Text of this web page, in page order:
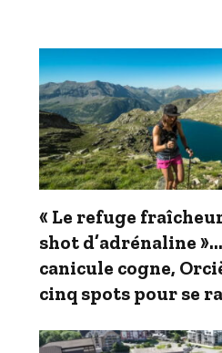
« Le refuge fraîcheur
shot d’adrénaline
canicule cogne,
cinq spots pour se